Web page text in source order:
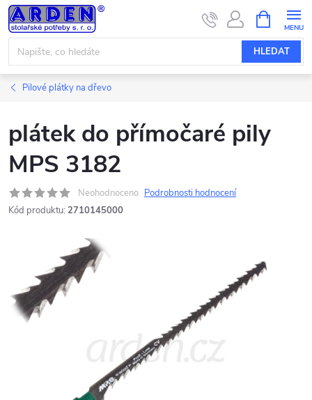
Přejít
na
obsah
HLEDAT
NÁKUPNÍ
KOŠÍK
Pilové plátky na dřevo
plátek do přímočaré pily
MPS 3182
Neohodnoceno Podrobnosti hodnocení
Kód produktu: 2710145000